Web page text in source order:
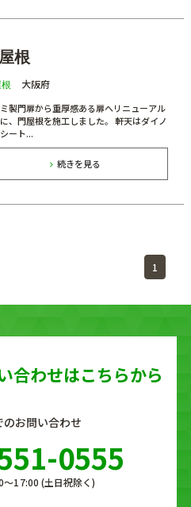
根
大阪府
製門扉から重厚感ある扉へリニューアル
、門屋根を施工しました。 軒天はダイノ
ート...
続きを見る
1
合わせはこちらから
のお問い合わせ
0555
17:00 (土日祝除く)